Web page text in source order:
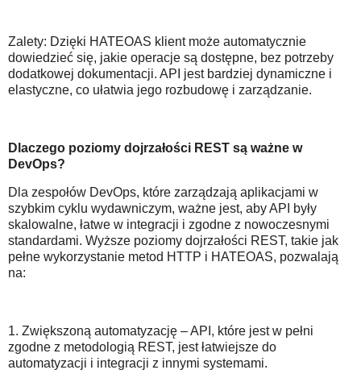
Zalety: Dzięki HATEOAS klient może automatycznie
dowiedzieć się, jakie operacje są dostępne, bez potrzeby
dodatkowej dokumentacji. API jest bardziej dynamiczne i
elastyczne, co ułatwia jego rozbudowę i zarządzanie.
Dlaczego poziomy dojrzałości REST są ważne w
DevOps?
Dla zespołów DevOps, które zarządzają aplikacjami w
szybkim cyklu wydawniczym, ważne jest, aby API były
skalowalne, łatwe w integracji i zgodne z nowoczesnymi
standardami. Wyższe poziomy dojrzałości REST, takie jak
pełne wykorzystanie metod HTTP i HATEOAS, pozwalają
na:
1. Zwiększoną automatyzację – API, które jest w pełni
zgodne z metodologią REST, jest łatwiejsze do
automatyzacji i integracji z innymi systemami.